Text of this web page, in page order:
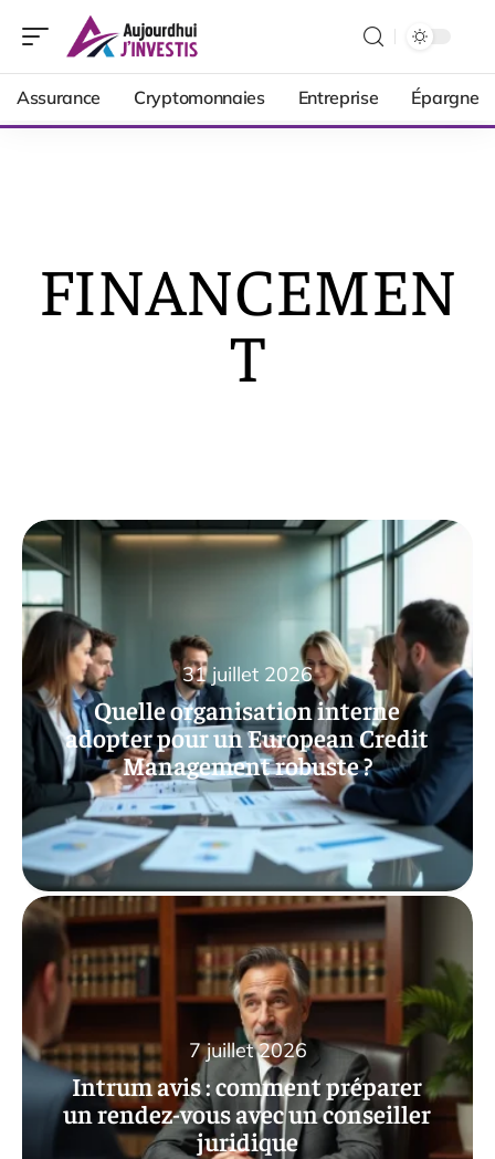
Assurance Cryptomonnaies Entreprise Épargne
FINANCEMEN
T
Quelle organisation interne
adopter pour un European Credit
Management robuste ?
31 juillet 2026
Intrum avis : comment préparer
un rendez-vous avec un conseiller
juridique
7 juillet 2026